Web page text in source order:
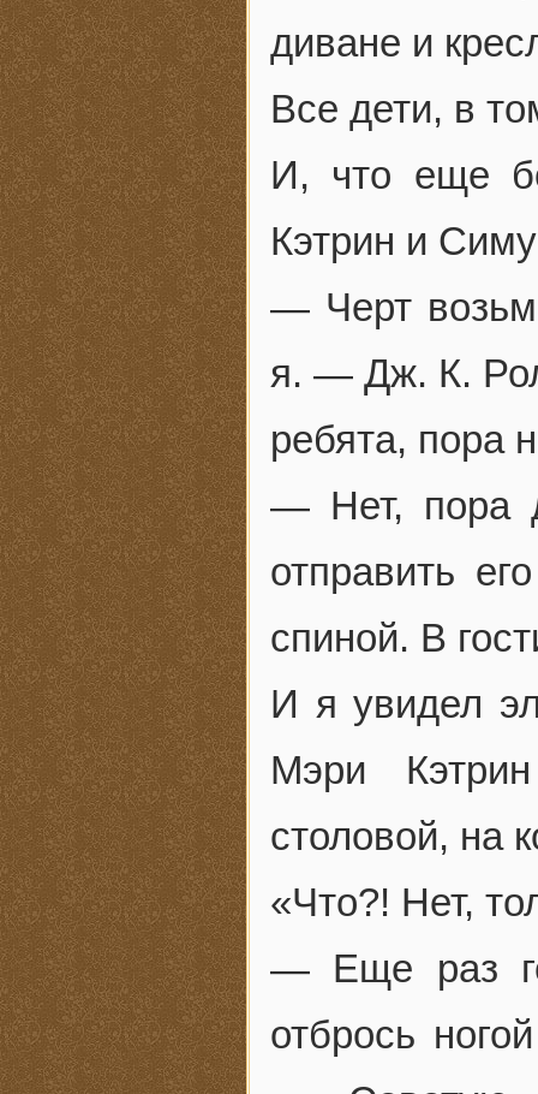
диване и
Все дети, в
И, что еще
Кэтрин и
— Черт
я. — Дж. К.
ребята, пора
— Нет, пора
отправить
спиной. В
И я увидел
Мэри
столовой, на
«Что?! Нет,
— Еще раз
отбрось